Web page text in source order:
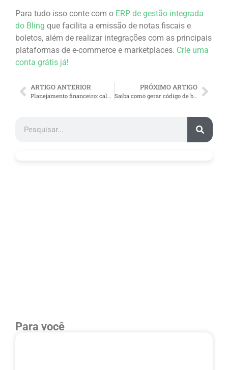
Para tudo isso conte com o ERP de gestão integrada
do Bling que facilita a emissão de notas fiscais e
boletos, além de realizar integrações com as principais
plataformas de e-commerce e marketplaces. Crie uma
conta grátis já!
ARTIGO ANTERIOR
Planejamento financeiro: calcule custos fixos e variáveis
PRÓXIMO ARTIGO
Saiba como gerar código de barras
Para você